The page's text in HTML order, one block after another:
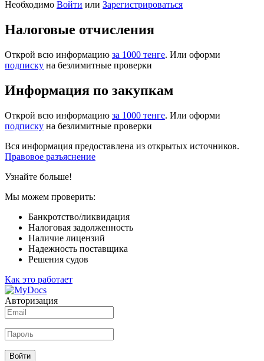
Необходимо Войти или Зарегистрироваться
Налоговые отчисления
Открой всю информацию за 1000 тенге. Или оформи
подписку на безлимитные проверки
Информация по закупкам
Открой всю информацию за 1000 тенге. Или оформи
подписку на безлимитные проверки
Вся информация предоставлена из открытых источников.
Правовое разъяснение
Узнайте больше!
Мы можем проверить:
Банкротство/ликвидация
Налоговая задолженность
Наличие лицензий
Надежность поставщика
Решения судов
Как это работает
Авторизация
Войти